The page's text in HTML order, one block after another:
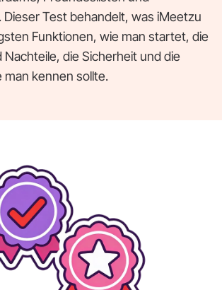
Test behandelt, was iMeetzu
Funktionen, wie man startet, die
die Sicherheit und die
man kennen sollte.